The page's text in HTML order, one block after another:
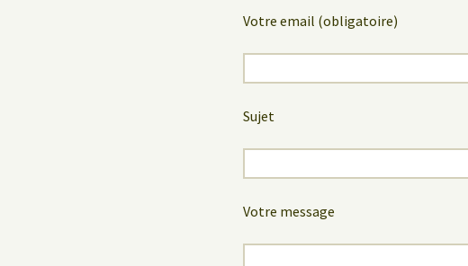
Votre email (obligatoire)
Sujet
Votre message